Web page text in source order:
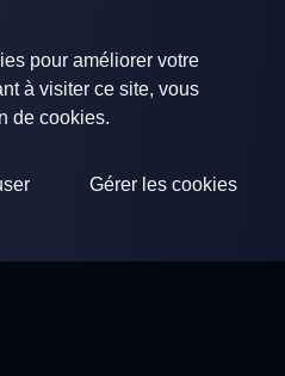
pour améliorer votre
à visiter ce site, vous
de cookies.
Gérer les cookies